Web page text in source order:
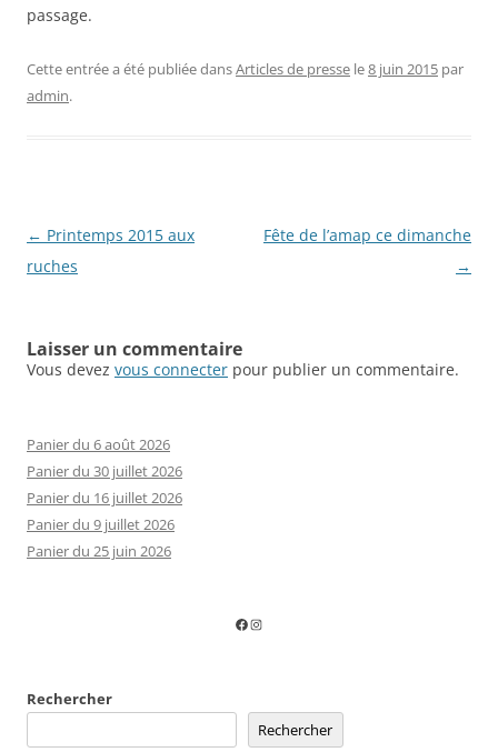
passage.
Cette entrée a été publiée dansArticles de presse le8 juin 2015 par
admin.
Navigation
des
← Printemps 2015 aux
ruches
Fête de l’amap ce dimanche
→
Laisser un commentaire
Vous devez vous connecter pour publier un commentaire.
Panier du 6 août 2026
Panier du 30 juillet 2026
Panier du 16 juillet 2026
Panier du 9 juillet 2026
Panier du 25 juin 2026
Facebook
Instagram
Rechercher
Rechercher